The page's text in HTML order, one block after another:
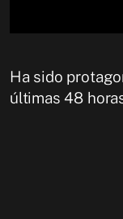
Ha sido
últimas 48